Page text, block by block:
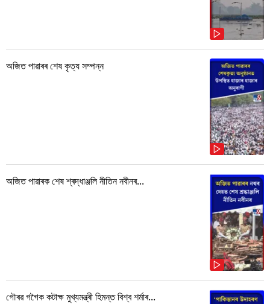
অজিত পাৱাৰৰ শেষ কৃত্য সম্পন্ন
অজিত পাৱাৰক শেষ শ্ৰদ্ধাঞ্জলি নীতিন নবীনৰ...
গৌৰৱ গগৈক কটাক্ষ মুখ্যমন্ত্ৰী হিমন্ত বিশ্ব শৰ্মাৰ...